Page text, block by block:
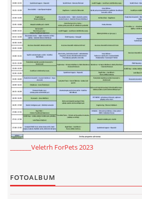
_______Veletrh ForPets 2023
FOTOALBUM